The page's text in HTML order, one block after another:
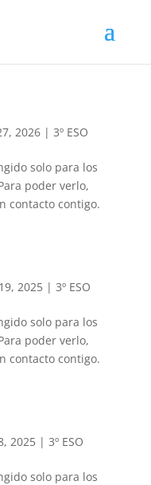
2026| 3º ESO
solo para los
poder verlo,
contacto contigo.
2025| 3º ESO
solo para los
poder verlo,
contacto contigo.
2025| 3º ESO
solo para los